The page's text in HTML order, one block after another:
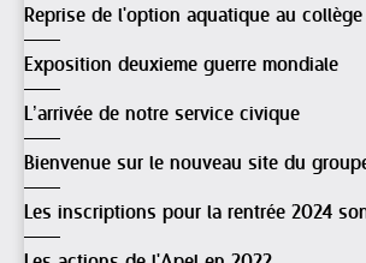
Reprise de l'option aquatique au collège
Exposition deuxieme guerre mondiale
L’arrivée de notre service civique
Bienvenue sur le nouveau site du
Les inscriptions pour la rentrée 2024